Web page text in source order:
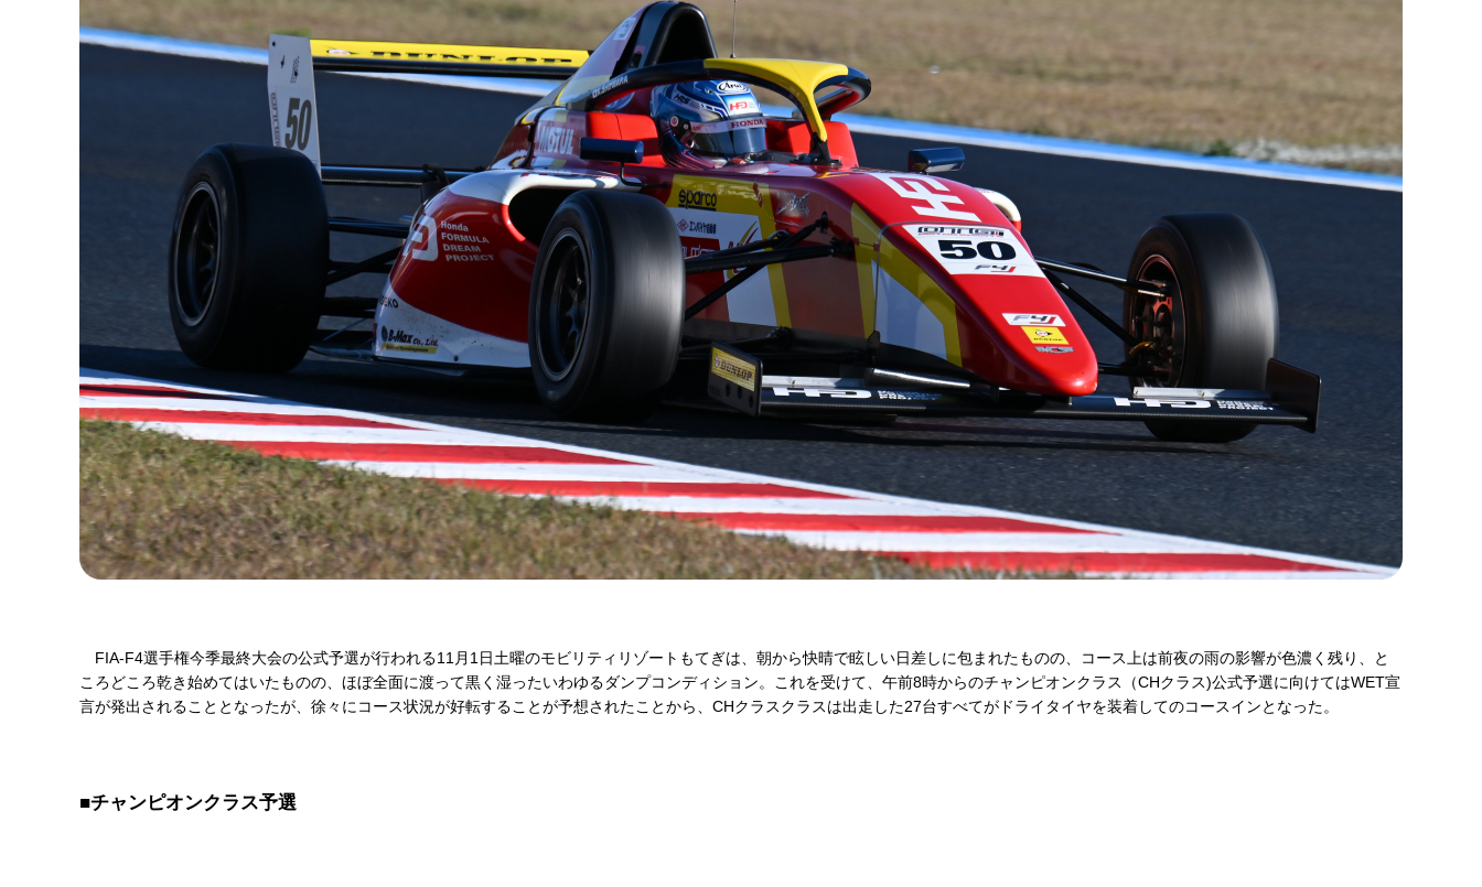
FIA-F4選手権今季最終大会の公式予選が行われる11月1日土曜のモビリティリゾートもてぎは、朝から快晴で眩しい日差しに包まれたものの、コース上は前夜の雨の影響が色濃く残り、と
ころどころ乾き始めてはいたものの、ほぼ全面に渡って黒く湿ったいわゆるダンプコンディション。これを受けて、午前8時からのチャンピオンクラス（CHクラス)公式予選に向けてはWET宣
言が発出されることとなったが、徐々にコース状況が好転することが予想されたことから、CHクラスクラスは出走した27台すべてがドライタイヤを装着してのコースインとなった。
■チャンピオンクラス予選